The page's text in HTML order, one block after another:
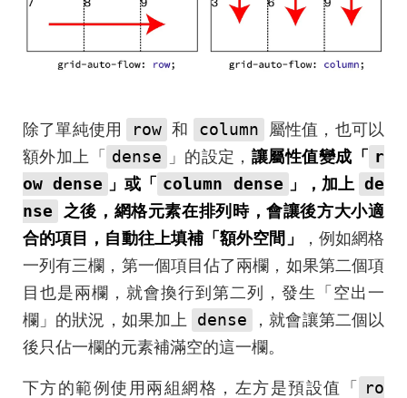
除了單純使用 row 和 column
屬性值，也可以
額外加上「
dense 」的設定， 讓屬性值變成「
r
ow dense
」或「 column dense 」，加上 de
nse
之後，網格元素在排列時，會讓後方大小適
合的項目，自動往上填補「額外空間」
，例如網格
一列有三欄，第一個項目佔了兩欄，如果第二個項
目也是兩欄，就會換行到第二列，發生「空出一
欄」的狀況，如果加上
dense
，就會讓第二個以
後只佔一欄的元素補滿空的這一欄。
下方的範例使用兩組網格，左方是預設值「
ro